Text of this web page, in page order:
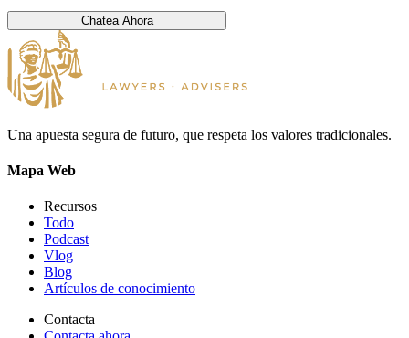
Chatea Ahora
Una apuesta segura de futuro, que respeta los valores tradicionales.
Mapa Web
Recursos
Todo
Podcast
Vlog
Blog
Artículos de conocimiento
Contacta